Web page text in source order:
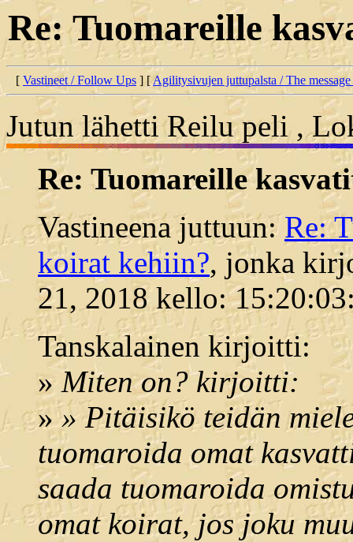
Re: Tuomareille
[ Vastineet / Follow Ups ] [Agilitysivujen juttupalsta / The
Jutun lähetti Reilu peli ,
Re: Tuomareille
Vastineena juttuun:Re:
koirat kehiin?, jonka
21, 2018 kello:
Tanskalainen kirjoitti:
» Miten on? kirjoitti:
»» Pitäisikö teidän
tuomaroida omat
saada tuomaroida
omat koirat, jos joku